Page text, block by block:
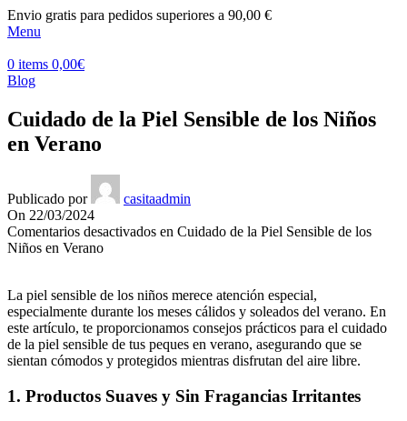
Envio gratis para pedidos superiores a 90,00 €
Menu
0 items 0,00€
Blog
Cuidado de la Piel Sensible de los Niños
en Verano
Publicado por
casitaadmin
On 22/03/2024
Comentarios desactivados en Cuidado de la Piel Sensible de los
Niños en Verano
La piel sensible de los niños merece atención especial,
especialmente durante los meses cálidos y soleados del verano. En
este artículo, te proporcionamos consejos prácticos para el cuidado
de la piel sensible de tus peques en verano, asegurando que se
sientan cómodos y protegidos mientras disfrutan del aire libre.
1. Productos Suaves y Sin Fragancias Irritantes